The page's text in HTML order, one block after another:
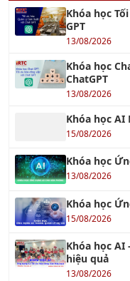
Khóa học
GPT
13/08/2026
Khóa học
ChatGPT
13/08/2026
Khóa học
15/08/2026
Khóa học
13/08/2026
Khóa học
15/08/2026
Khóa học
hiệu quả
13/08/2026